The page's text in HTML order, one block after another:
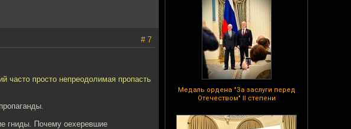
Медаль ордена "За заслуги перед
Отечеством" II степени
# 7
часто просто непреодолимая пропасть
гниды. Почему оехеревшие